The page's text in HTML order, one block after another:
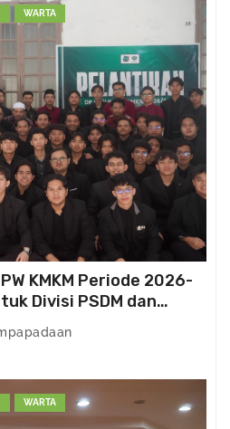
WARTA
KMKM Periode 2026-
Divisi PSDM dan
WARTA